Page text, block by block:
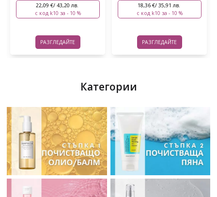
22,09 €/ 43,20 лв.
с код k10 за - 10 %
РАЗГЛЕДАЙТЕ
18,36 €/ 35,91 лв.
с код k10 за - 10 %
РАЗГЛЕДАЙТЕ
Категории